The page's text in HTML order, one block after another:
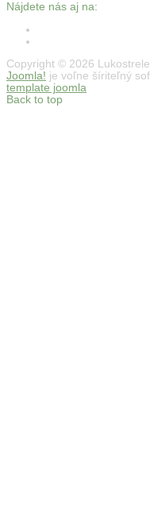
Nájdete nás aj na:
Copyright © 2026
Joomla! je voľne šíriteľný
template joomla
Back to top